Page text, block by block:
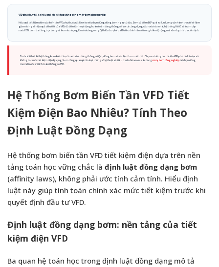
VFD phát huy tối đa hiệu quả khi kết hợp đúng dòng máy bơm công nghiệp
Hiệu quả tiết kiệm điện của biến tần VFD phụ thuộc rất lớn vào việc chọn đúng dòng bơm ngay từ đầu. Bơm có điểm BEP quá xa lưu lượng vận hành thực tế sẽ làm
giảm đáng kể hiệu quả điều tiết của VFD, dù biến tần hoạt động hoàn toàn đúng thông số. Với các ứng dụng cấp nước tòa nhà, hệ thống HVAC và trạm cấp
nước KCN, bơm đa tầng trục đứng và bơm lưu lượng lớn có đường cong Q-H dốc cho phép VFD điều chỉnh tần số trong biên độ rộng mà vẫn duy trì áp lực ổn định.
Trước khi thiết kế hệ thống bơm biến tần, cần xác định đúng thông số Q-H, dòng bơm và vật liệu theo môi chất. Chọn sai dòng bơm khiến VFD phải bù liên tục và
không đạt mức tiết kiệm điện kỳ vọng. Xem tổng quan phân loại, thông số kỹ thuật và tiêu chuẩn hồ sơ của các dòngmáy bơm công nghiệpđể chọn đúng
model trước khi tính toán thông số VFD.
Hệ Thống Bơm Biến Tần VFD Tiết
Kiệm Điện Bao Nhiêu? Tính Theo
Định Luật Đồng Dạng
Hệ thống bơm biến tần VFD tiết kiệm điện dựa trên nền
tảng toán học vững chắc là định luật đồng dạng bơm
(affinity laws), không phải ước tính cảm tính. Hiểu định
luật này giúp tính toán chính xác mức tiết kiệm trước khi
quyết định đầu tư VFD.
Định luật đồng dạng bơm: nền tảng của tiết
kiệm điện VFD
Ba quan hệ toán học trong định luật đồng dạng mô tả